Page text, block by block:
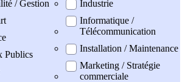
/ Gestion
Publics
Industrie
Informatique /
Télécommunication
Installation / Maintenance
Marketing / Stratégie
commerciale